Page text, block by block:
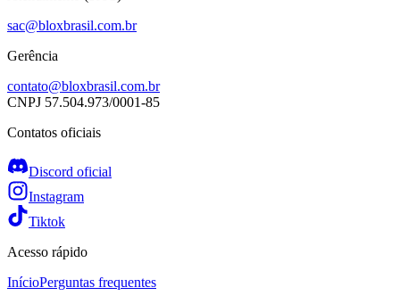
sac@bloxbrasil.com.br
Gerência
contato@bloxbrasil.com.br
CNPJ 57.504.973/0001-85
Contatos oficiais
Discord oficial
Instagram
Tiktok
Acesso rápido
InícioPerguntas frequentes